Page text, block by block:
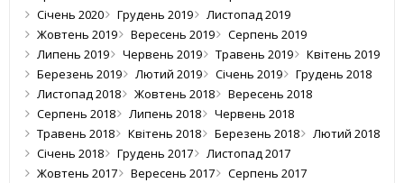
Січень 2020
Грудень 2019
Листопад 2019
Жовтень 2019
Вересень 2019
Серпень 2019
Липень 2019
Червень 2019 Травень 2019
Квітень 2019
Березень 2019
Лютий 2019 Січень 2019
Грудень 2018
Листопад 2018
Жовтень 2018
Вересень 2018
Серпень 2018
Липень 2018
Червень 2018
Травень 2018
Квітень 2018 Березень 2018
Лютий 2018
Січень 2018
Грудень 2017
Листопад 2017
Жовтень 2017
Вересень 2017
Серпень 2017